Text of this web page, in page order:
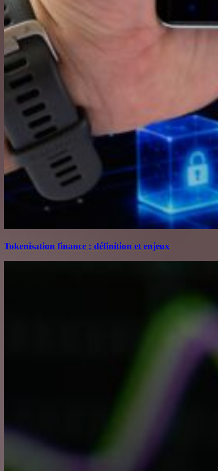
Tokenisation finance : définition et enjeux